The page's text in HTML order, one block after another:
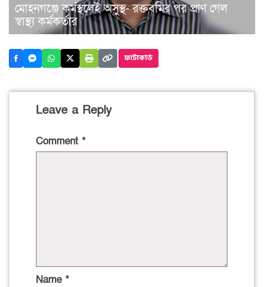
মোহনগঞ্জে কর্মস্থলেই অসুস্থ- রক্তবমির পর প্রাণ গেল
স্বাস্থ্য কর্মকর্তার
ফটোকার্ড
Leave a Reply
Comment *
Name *